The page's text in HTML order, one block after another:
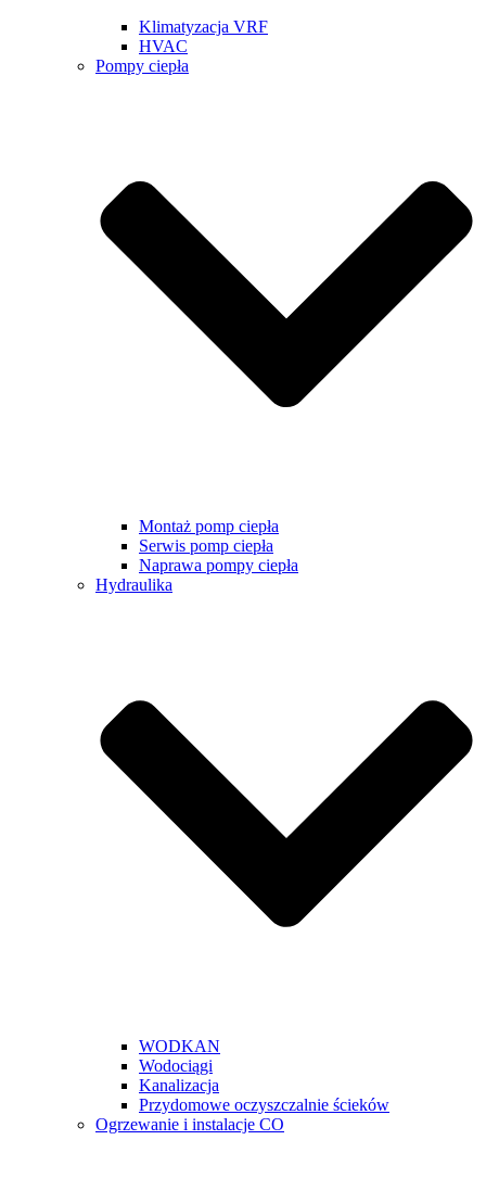
Klimatyzacja VRF
HVAC
Pompy ciepła
Montaż pomp ciepła
Serwis pomp ciepła
Naprawa pompy ciepła
Hydraulika
WODKAN
Wodociągi
Kanalizacja
Przydomowe oczyszczalnie ścieków
Ogrzewanie i instalacje CO